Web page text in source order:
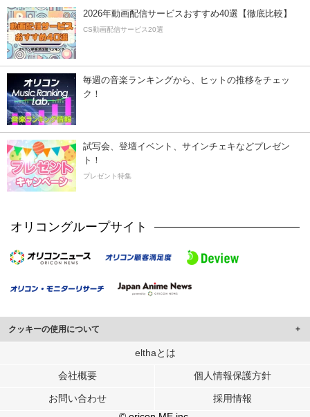
2026年動画配信サービスおすすめ40選【徹底比較】
CS動画配信サービス20選
毎週の音楽ランキングから、ヒットの推移をチェッ
ク！
試写会、登壇イベント、サインチェキなどプレゼン
ト！
プレゼント特集
オリコングループサイト
クッキーの使用について
このサイトでは Cookie を使用して、ユーザーに合わせたコンテンツや広告の
行っています。
メディアや広告配信、データ解析の各パートナーに提供しています。
各パートナーは、この情報とユーザーが各パートナーに提供した他の情報や、
elthaとは
会社概要 個人情報保護方針
お問い合わせ
採用情報